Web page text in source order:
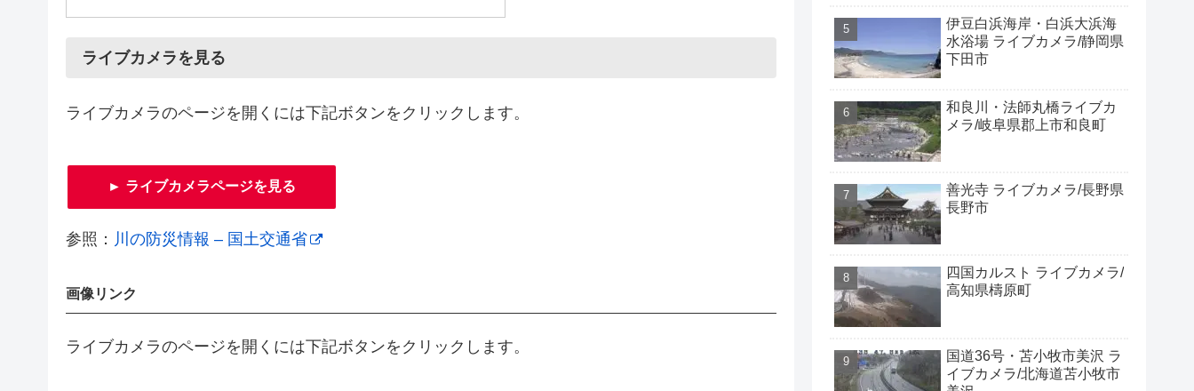
ライブカメラを見る
ライブカメラのページを開くには下記ボタンをクリックします。
► ライブカメラページを見る
参照： 川の防災情報 – 国土交通省
画像リンク
ライブカメラのページを開くには下記ボタンをクリックします。
伊豆白浜海岸・白浜大浜海
水浴場 ライブカメラ/静岡県
下田市
和良川・法師丸橋ライブカ
メラ/岐阜県郡上市和良町
善光寺 ライブカメラ/長野県
長野市
四国カルスト ライブカメラ/
高知県檮原町
国道36号・苫小牧市美沢 ラ
イブカメラ/北海道苫小牧市